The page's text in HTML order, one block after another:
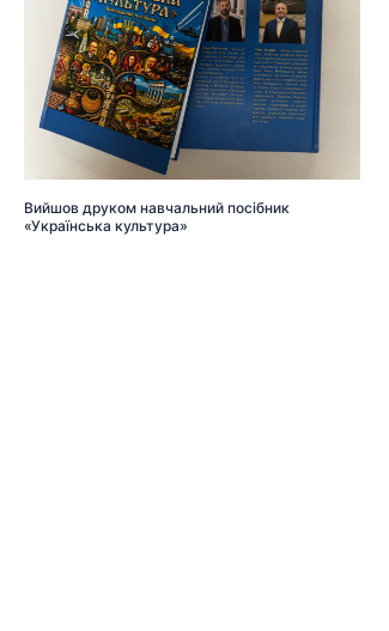
Вийшов друком навчальний посібник
«Українська культура»